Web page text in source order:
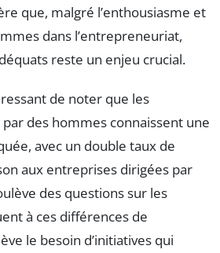
que, malgré l’enthousiasme et
dans l’entrepreneuriat,
reste un enjeu crucial.
de noter que les
des hommes connaissent une
avec un double taux de
aux entreprises dirigées par
des questions sur les
à ces différences de
le besoin d’initiatives qui